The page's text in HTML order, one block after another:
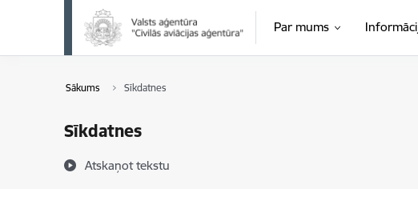
Pāriet uz lapas saturu
Par mums
Sākums Sīkdatnes
Sīkdatnes
Atskaņot tekstu